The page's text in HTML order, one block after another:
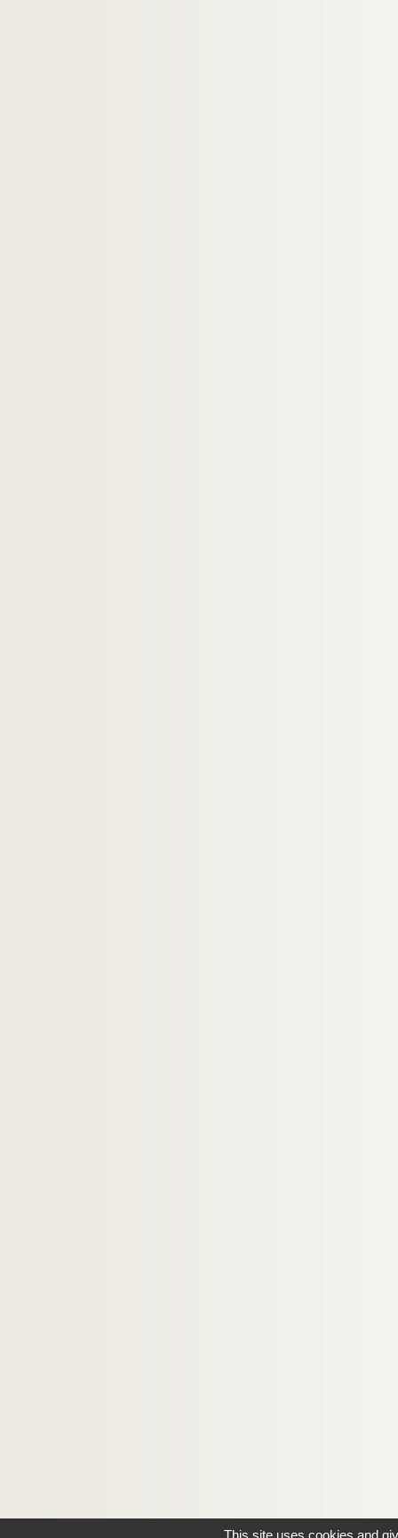
This site uses cookies and